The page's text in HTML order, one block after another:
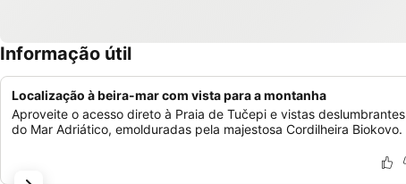
Informação útil
Localização à beira-mar com vista para a montanha
Aproveite o acesso direto à Praia de Tučepi e vistas deslumbrantes
do Mar Adriático, emolduradas pela majestosa Cordilheira Biokovo.